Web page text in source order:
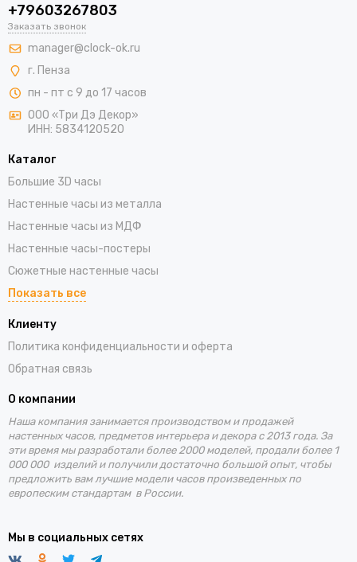
+79603267803
Заказать звонок
manager@clock-ok.ru
г. Пенза
пн - пт с 9 до 17 часов
ООО «Три Дэ Декор»
ИНН: 5834120520
Каталог
Большие 3D часы
Настенные часы из металла
Настенные часы из МДФ
Настенные часы-постеры
Сюжетные настенные часы
Показать все
Клиенту
Политика конфиденциальности и оферта
Обратная связь
О компании
Наша компания занимается производством и продажей
настенных часов, предметов интерьера и декора с 2013 года. За
эти время мы разработали более 2000 моделей, продали более 1
000 000 изделий и получили достаточно большой опыт, чтобы
предложить вам лучшие модели часов произведенных по
европеским стандартам в России.
Мы в социальных сетях